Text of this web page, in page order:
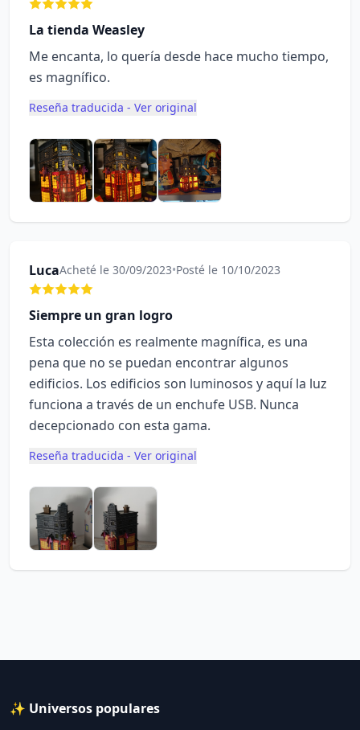
La tienda Weasley
Me encanta, lo quería desde hace mucho tiempo,
es magnífico.
Reseña traducida - Ver original
LucaAcheté le 30/09/2023•Posté le 10/10/2023
Siempre un gran logro
Esta colección es realmente magnífica, es una
pena que no se puedan encontrar algunos
edificios. Los edificios son luminosos y aquí la luz
funciona a través de un enchufe USB. Nunca
decepcionado con esta gama.
Reseña traducida - Ver original
✨ Universos populares